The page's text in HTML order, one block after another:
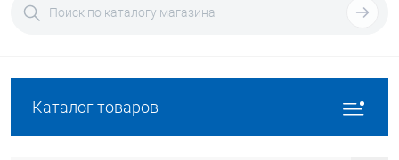
Каталог товаров